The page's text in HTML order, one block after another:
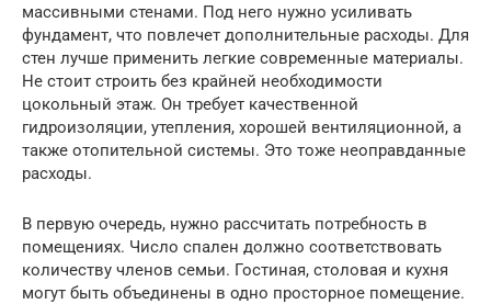
массивными стенами. Под него нужно усиливать
фундамент, что повлечет дополнительные расходы. Для
стен лучше применить легкие современные материалы.
Не стоит строить без крайней необходимости
цокольный этаж. Он требует качественной
гидроизоляции, утепления, хорошей вентиляционной, а
также отопительной системы. Это тоже неоправданные
расходы.
В первую очередь, нужно рассчитать потребность в
помещениях. Число спален должно соответствовать
количеству членов семьи. Гостиная, столовая и кухня
могут быть объединены в одно просторное помещение.